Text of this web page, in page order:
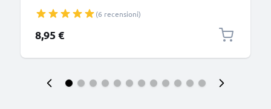
fotocamera Canon, Panasonic Lumix, Sony
connettore tipo C
(6 recensioni)
8,95 €